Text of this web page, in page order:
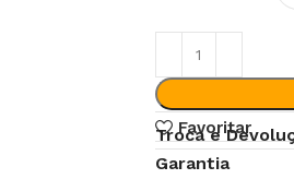
Favoritar
Troca e
Garantia